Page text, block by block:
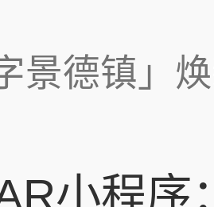
景德镇」